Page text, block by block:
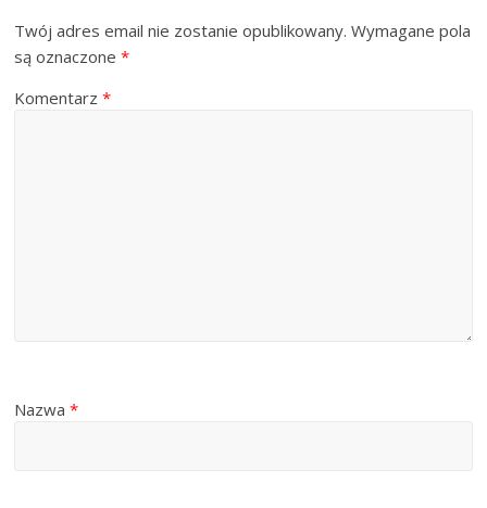
Twój adres email nie zostanie opublikowany. Wymagane pola
są oznaczone*
Komentarz*
Nazwa*